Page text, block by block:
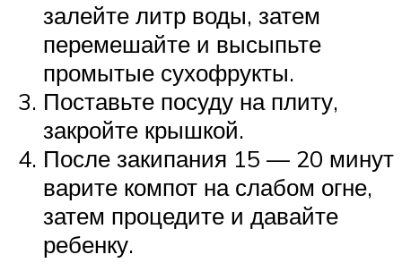
залейте литр воды, затем
перемешайте и высыпьте
промытые сухофрукты.
Поставьте посуду на плиту,
закройте крышкой.
После закипания 15 — 20 минут
варите компот на слабом огне,
затем процедите и давайте
ребенку.